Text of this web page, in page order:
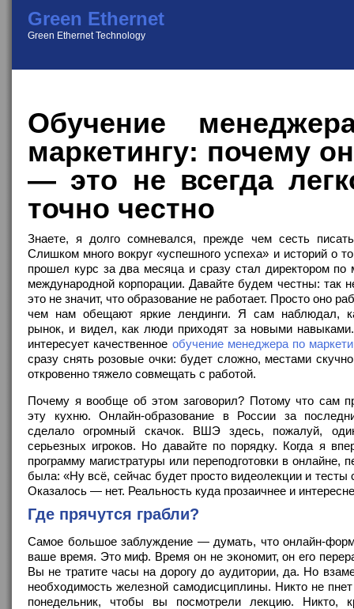
Green Ethernet
Green Ethernet Technology
Обучение
маркетингу: почему
— это не всегда
точно честно
Знаете, я долго сомневался, прежде чем сесть писать
Слишком много вокруг «успешного успеха» и историй о
прошел курс за два месяца и сразу стал директором по
международной корпорации. Давайте будем честны: так
это не значит, что образование не работает. Просто оно
чем нам обещают яркие лендинги. Я сам наблюдал,
рынок, и видел, как люди приходят за новыми
интересует качественное обучение менеджера по
сразу снять розовые очки: будет сложно, местами
откровенно тяжело совмещать с работой.
Почему я вообще об этом заговорил? Потому что сам
эту кухню. Онлайн-образование в России за
сделало огромный скачок. ВШЭ здесь, пожалуй,
серьезных игроков. Но давайте по порядку. Когда я
программу магистратуры или переподготовки в онлайне,
была: «Ну всё, сейчас будет просто видеолекции и тесты
Оказалось — нет. Реальность куда прозаичнее и
Где прячутся грабли?
Самое большое заблуждение — думать, что онлайн-
ваше время. Это миф. Время он не экономит, он его
Вы не тратите часы на дорогу до аудитории, да. Но
необходимость железной самодисциплины. Никто не
понедельник, чтобы вы посмотрели лекцию. Никто,